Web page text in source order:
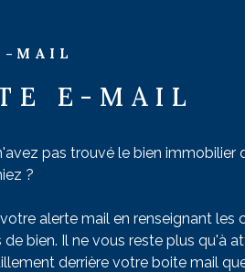
MAIL
E-MAIL
pas trouvé le bien immobilier
?
alerte mail en renseignant les
de bien. Il ne vous reste plus qu'à
derrière votre boite mail